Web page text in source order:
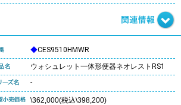
◆CES9510HMWR
ウォシュレット一体形便器ネオレストRS1
-
\362,000(税込\398,200)